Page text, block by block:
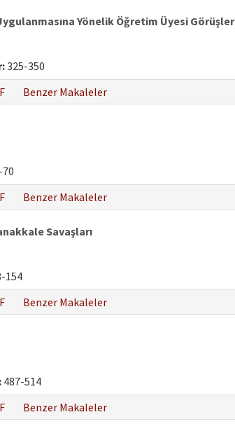
Yönelik Öğretim Üyesi
325-350
Benzer Makaleler
Benzer Makaleler
Savaşları
154
Benzer Makaleler
487-514
Benzer Makaleler